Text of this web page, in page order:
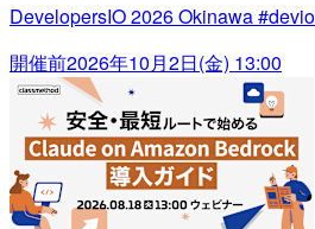
DevelopersIO 2026 Okinawa
開催前2026年10月2日(金) 13:00